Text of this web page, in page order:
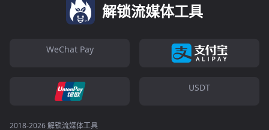
解锁流媒体工具
WeChat Pay
USDT
2018-2026 解锁流媒体工具